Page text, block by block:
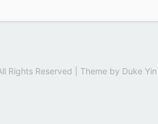
Rights Reserved | Theme by Duke Yin